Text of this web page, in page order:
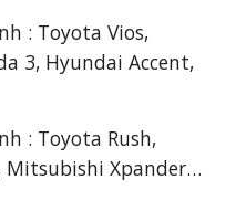
: Toyota Vios,
3, Hyundai Accent,
: Toyota Rush,
Mitsubishi Xpander…